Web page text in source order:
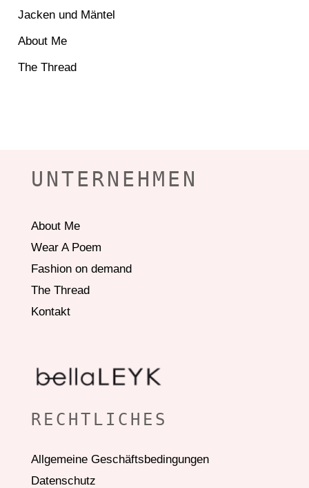
Jacken und Mäntel
About Me
The Thread
UNTERNEHMEN
About Me
Wear A Poem
Fashion on demand
The Thread
Kontakt
RECHTLICHES
Allgemeine Geschäftsbedingungen
Datenschutz